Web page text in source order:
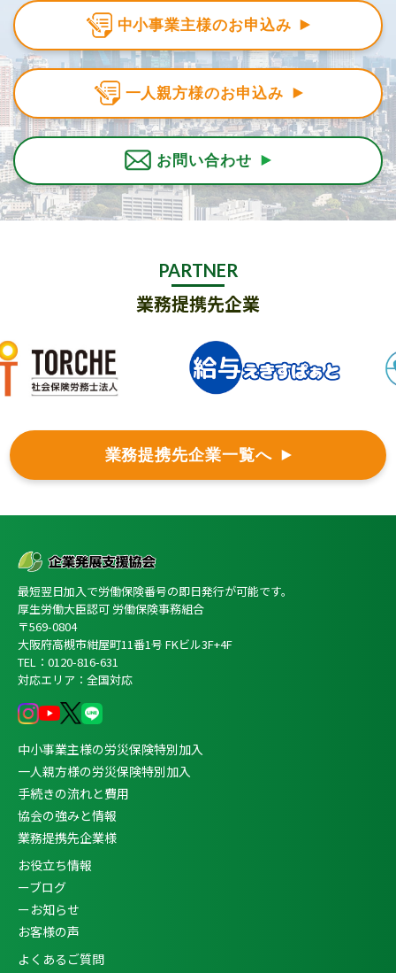
中小事業主様のお申込み
一人親方様のお申込み
お問い合わせ
PARTNER
業務提携先企業
業務提携先企業一覧へ
最短翌日加入で労働保険番号の即日発行が可能です。
厚生労働大臣認可 労働保険事務組合
〒569-0804
大阪府高槻市紺屋町11番1号 FKビル3F+4F
TEL：0120-816-631
対応エリア：全国対応
中小事業主様の労災保険特別加入
一人親方様の労災保険特別加入
手続きの流れと費用
協会の強みと情報
業務提携先企業様
お役立ち情報
ーブログ
ーお知らせ
お客様の声
よくあるご質問